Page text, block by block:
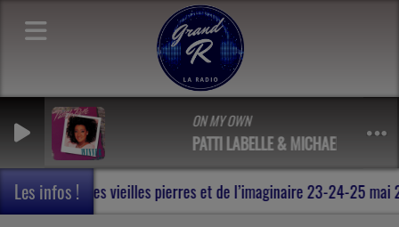
ON MY OWN
PATTI LABELLE & MICHAEL
Les infos !
, au milieu des vieilles pierres et de l’imaginaire 23-24-25